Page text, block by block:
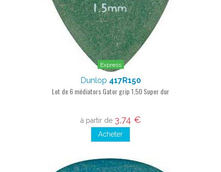
Express
Dunlop 417R150
Lot de 6 médiators Gator grip 1,50 Super dur
à partir de 3,74 €
Acheter